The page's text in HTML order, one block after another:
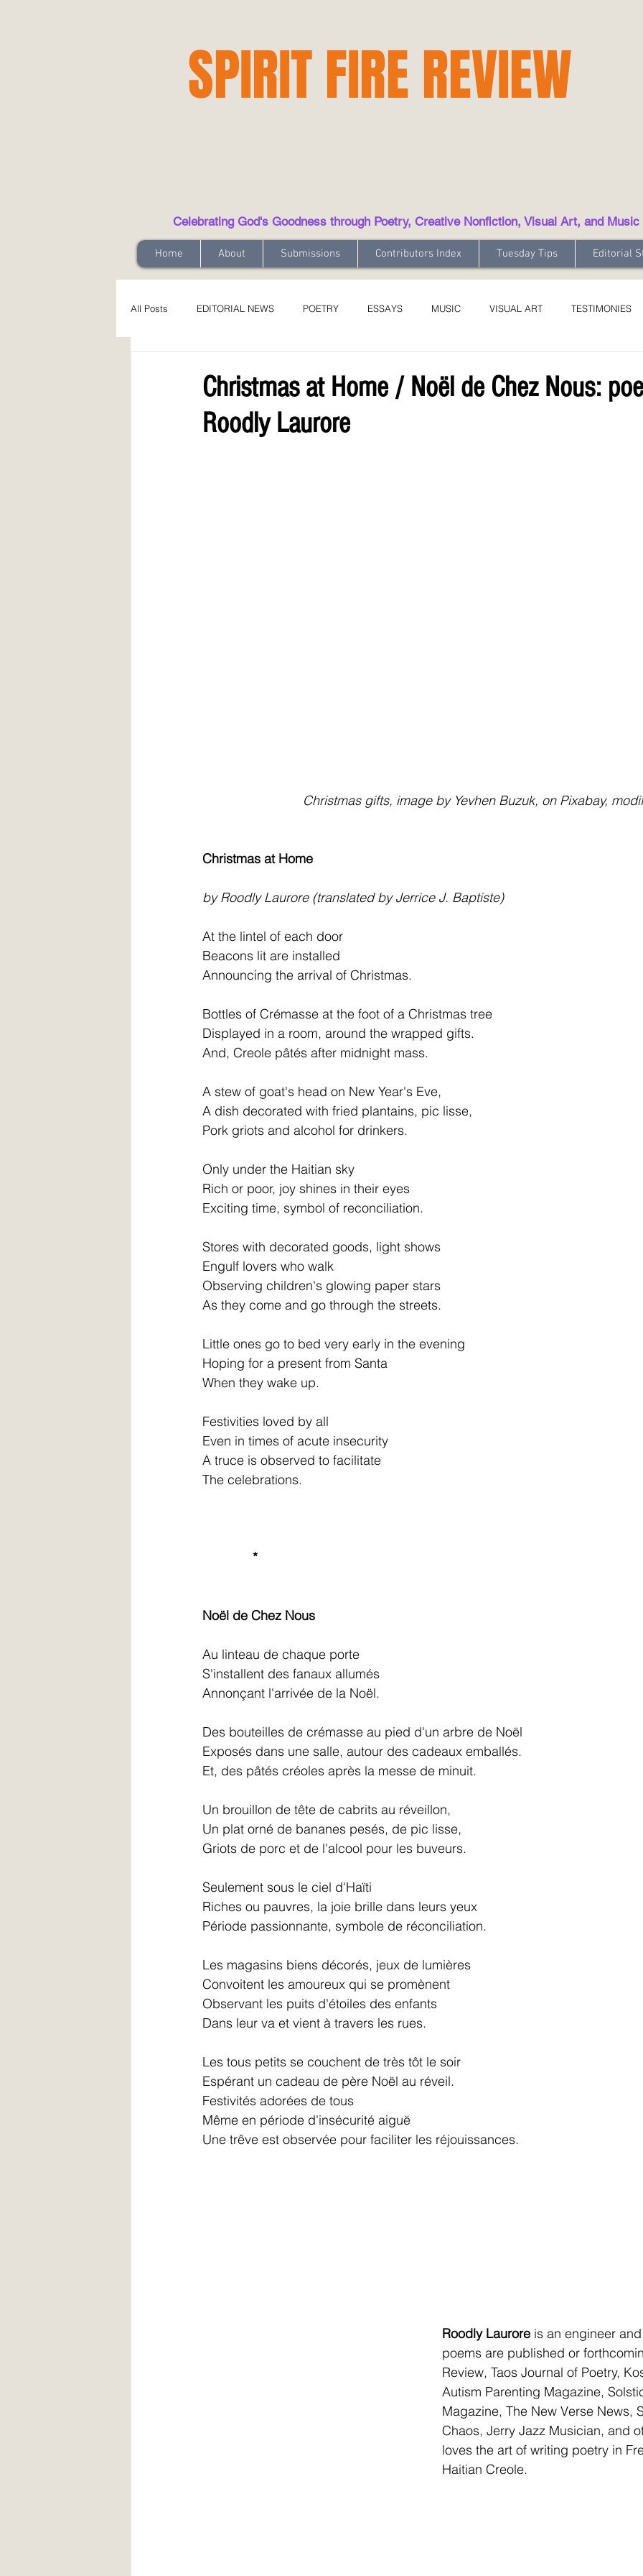
SPIRIT FIRE REVIEW
Celebrating God's Goodness through Poetry, Creative Nonfiction, Visual Art, and Music
Home About Submissions Contributors Index Tuesday Tips Editorial
All Posts EDITORIAL NEWS POETRY ESSAYS MUSIC VISUAL ART TESTIMONIES
Christmas at Home / Noël de Chez Nous:
Roodly Laurore
Christmas gifts, image by Yevhen Buzuk, on Pixabay,
Christmas at Home
by Roodly Laurore (translated by Jerrice J. Baptiste)
At the lintel of each door
Beacons lit are installed
Announcing the arrival of Christmas.
Bottles of Crémasse at the foot of a Christmas tree
Displayed in a room, around the wrapped gifts.
And, Creole pâtés after midnight mass.
A stew of goat's head on New Year's Eve,
A dish decorated with fried plantains, pic lisse,
Pork griots and alcohol for drinkers.
Only under the Haitian sky
Rich or poor, joy shines in their eyes
Exciting time, symbol of reconciliation.
Stores with decorated goods, light shows
Engulf lovers who walk
Observing children's glowing paper stars
As they come and go through the streets.
Little ones go to bed very early in the evening
Hoping for a present from Santa
When they wake up.
Festivities loved by all
Even in times of acute insecurity
A truce is observed to facilitate
The celebrations.
*
Noël de Chez Nous
Au linteau de chaque porte
S'installent des fanaux allumés
Annonçant l'arrivée de la Noël.
Des bouteilles de crémasse au pied d'un arbre de Noël
Exposés dans une salle, autour des cadeaux emballés.
Et, des pâtés créoles après la messe de minuit.
Un brouillon de tête de cabrits au réveillon,
Un plat orné de bananes pesés, de pic lisse,
Griots de porc et de l'alcool pour les buveurs.
Seulement sous le ciel d'Haïti
Riches ou pauvres, la joie brille dans leurs yeux
Période passionnante, symbole de réconciliation.
Les magasins biens décorés, jeux de lumières
Convoitent les amoureux qui se promènent
Observant les puits d'étoiles des enfants
Dans leur va et vient à travers les rues.
Les tous petits se couchent de très tôt le soir
Espérant un cadeau de père Noël au réveil.
Festivités adorées de tous
Même en période d'insécurité aiguë
Une trêve est observée pour faciliter les réjouissances.
Roodly Laurore is an engineer
poems are published or
Review, Taos Journal of Poetry,
Autism Parenting Magazine,
Magazine, The New Verse News,
Chaos, Jerry Jazz Musician, and
loves the art of writing poetry in
Haitian Creole.